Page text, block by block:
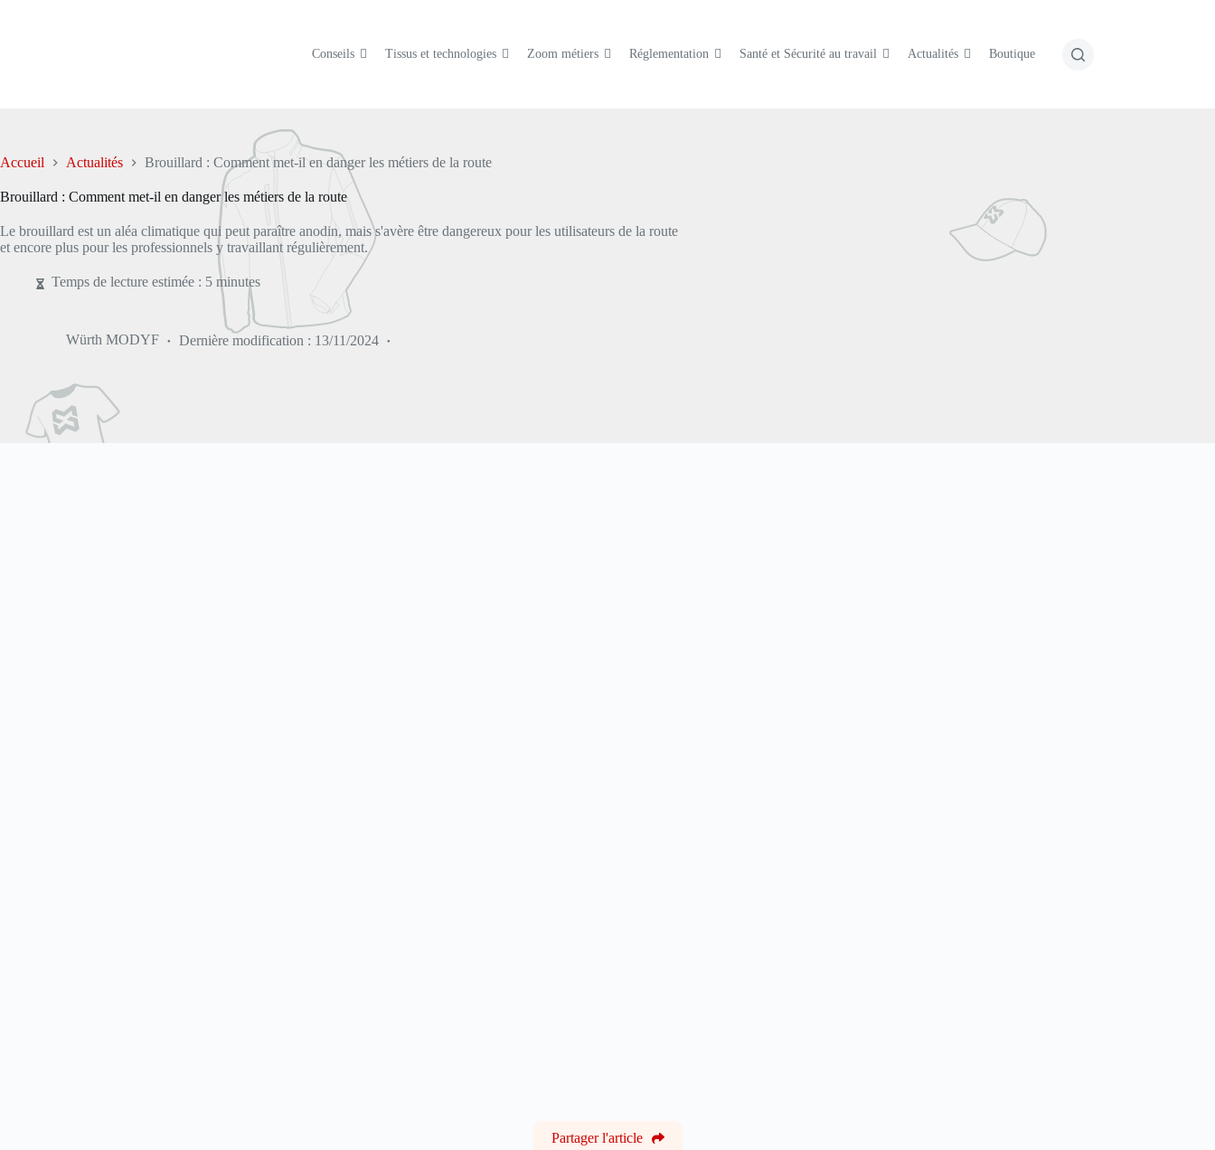
Conseils Tissus et technologies Zoom métiers Réglementation Santé et Sécurité au travail Actualités Boutique
Accueil Actualités Brouillard : Comment met-il en danger les métiers de la route
Brouillard : Comment met-il en danger les métiers de la route
Le brouillard est un aléa climatique qui peut paraître anodin, mais s'avère être dangereux pour les utilisateurs de la route
et encore plus pour les professionnels y travaillant régulièrement.
Temps de lecture estimée : 5 minutes
Würth MODYF Dernière modification : 13/11/2024
Partager l'article